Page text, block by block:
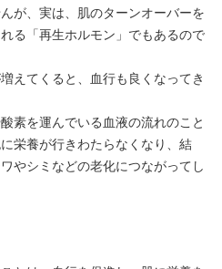
が、実は、肌のターンオーバーを
る「再生ホルモン」でもあるので
えてくると、血行も良くなってき
素を運んでいる血液の流れのこと
栄養が行きわたらなくなり、結
やシミなどの老化につながってし